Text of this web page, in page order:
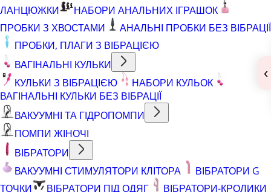
ЛАНЦЮЖКИ
НАБОРИ АНАЛЬНИХ ІГРАШОК
ПРОБКИ З ХВОСТАМИ
АНАЛЬНІ ПРОБКИ БЕЗ ВІБРАЦІЇ
ПРОБКИ, ПЛАГИ З ВІБРАЦІЄЮ
ВАГІНАЛЬНІ КУЛЬКИ
КУЛЬКИ З ВІБРАЦІЄЮ
НАБОРИ КУЛЬОК
ВАГІНАЛЬНІ КУЛЬКИ БЕЗ ВІБРАЦІЇ
ВАКУУМНІ ТА ГІДРОПОМПИ
ПОМПИ ЖІНОЧІ
ВІБРАТОРИ
ВАКУУМНІ СТИМУЛЯТОРИ КЛІТОРА
ВІБРАТОРИ G
ТОЧКИ
ВІБРАТОРИ ПІД ОДЯГ ВІБРАТОРИ-КРОЛИКИ
‹